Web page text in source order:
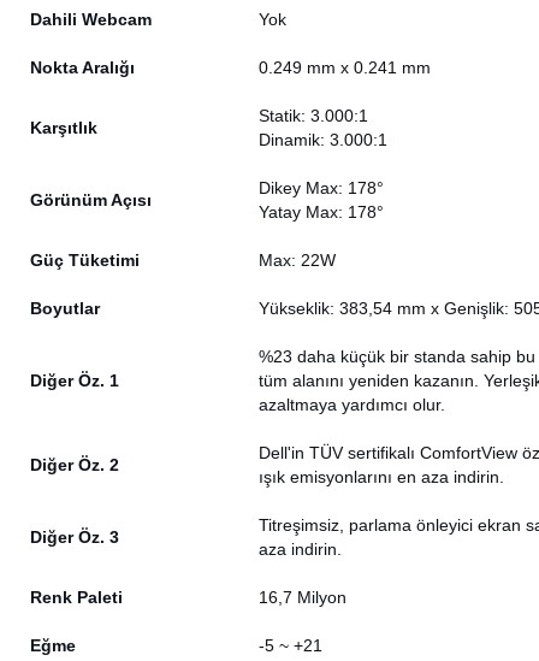
Dahili Webcam Yok
Nokta Aralığı 0.249 mm x 0.241 mm
Karşıtlık
Statik: 3.000:1
Dinamik: 3.000:1
Görünüm Açısı
Dikey Max: 178°
Yatay Max: 178°
Güç Tüketimi Max: 22W
Boyutlar Yükseklik: 383,54 mm x Genişlik:
Diğer Öz. 1
%23 daha küçük bir standa sahip bu
tüm alanını yeniden kazanın.
azaltmaya yardımcı olur.
Diğer Öz. 2
Dell'in TÜV sertifikalı ComfortView
ışık emisyonlarını en aza indirin.
Diğer Öz. 3
Titreşimsiz, parlama önleyici ekran
aza indirin.
Renk Paleti 16,7 Milyon
Eğme -5 ~ +21